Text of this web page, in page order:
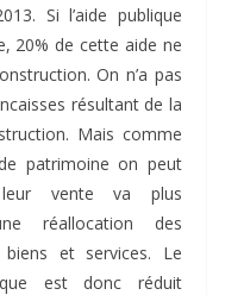
Si l’aide publique
20% de cette aide ne
On n’a pas
résultant de la
Mais comme
patrimoine on peut
vente va plus
réallocation des
biens et services. Le
est donc réduit